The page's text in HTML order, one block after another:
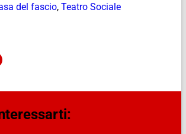
del fascio, Teatro Sociale